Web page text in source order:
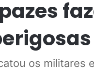
os militares